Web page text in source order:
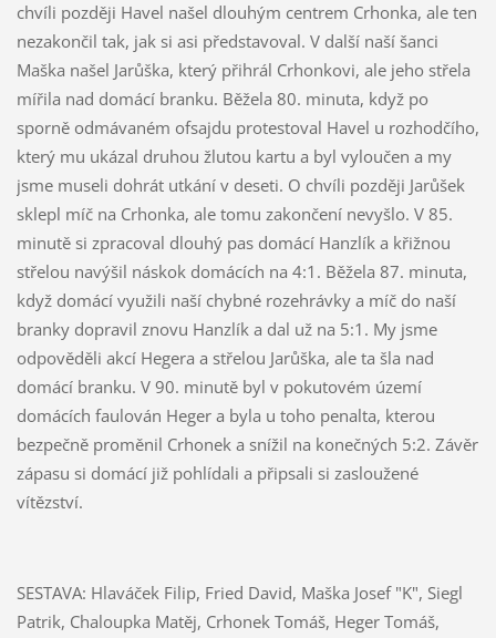
chvíli později Havel našel dlouhým centrem Crhonka, ale ten
nezakončil tak, jak si asi představoval. V další naší šanci
Maška našel Jarůška, který přihrál Crhonkovi, ale jeho střela
mířila nad domácí branku. Běžela 80. minuta, když po
sporně odmávaném ofsajdu protestoval Havel u rozhodčího,
který mu ukázal druhou žlutou kartu a byl vyloučen a my
jsme museli dohrát utkání v deseti. O chvíli později Jarůšek
sklepl míč na Crhonka, ale tomu zakončení nevyšlo. V 85.
minutě si zpracoval dlouhý pas domácí Hanzlík a křižnou
střelou navýšil náskok domácích na 4:1. Běžela 87. minuta,
když domácí využili naší chybné rozehrávky a míč do naší
branky dopravil znovu Hanzlík a dal už na 5:1. My jsme
odpověděli akcí Hegera a střelou Jarůška, ale ta šla nad
domácí branku. V 90. minutě byl v pokutovém území
domácích faulován Heger a byla u toho penalta, kterou
bezpečně proměnil Crhonek a snížil na konečných 5:2. Závěr
zápasu si domácí již pohlídali a připsali si zasloužené
vítězství.
SESTAVA: Hlaváček Filip, Fried David, Maška Josef "K", Siegl
Patrik, Chaloupka Matěj, Crhonek Tomáš, Heger Tomáš,